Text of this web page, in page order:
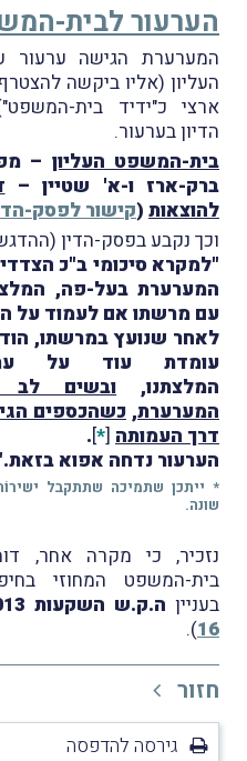
הערעור לבית-
המערערת הגישה ערעור
העליון (אליו ביקשה
הדיון בערעור.
בית-המשפט העליון –
ברק-ארז ו-א' שטיין –
להוצאות (קישור לפסק-
וכך נקבע בפסק-הדין
"למקרא סיכומי ב"כ
המערערת בעל-פה,
עם מרשתו אם לעמוד על
לאחר שנועץ במרשתו,
עומדת עוד על
המלצתנו, ובשים לב
המערערת, כשהכספים
דרך העמותה [
*
]
.
הערעור נדחה אפוא
* ייתכן שתמיכה שתתקבל
שונה.
נזכיר, כי מקרה אחר,
בית-המשפט המחוזי
בעניין ה.ק.ש השקעות 2013 בע"מ
16
).
חזור
גירסה להדפסה